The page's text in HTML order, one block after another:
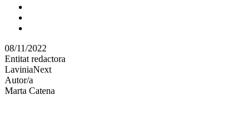
Comparteix
altres
xarxes
socials
08/11/2022
Entitat redactora
LaviniaNext
Autor/a
Marta Catena